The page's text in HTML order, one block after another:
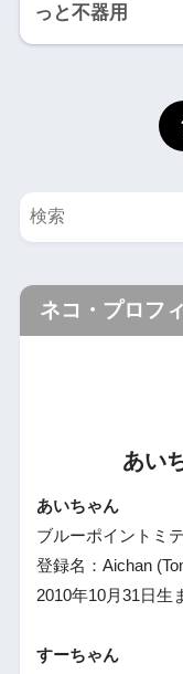
っと不器用
ネコ・プロフ
あい
あいちゃん
ブルーポイントミ
登録名：Aichan
2010年10月31日生
すーちゃん